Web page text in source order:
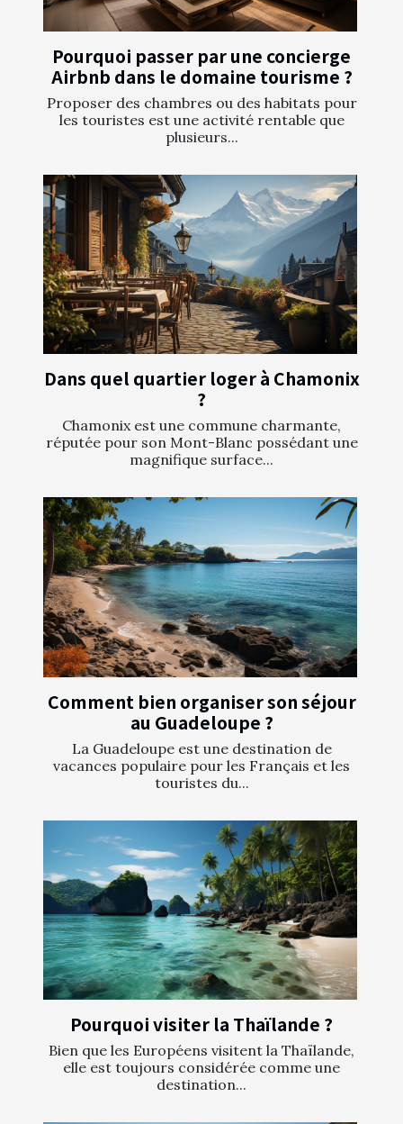
Pourquoi passer par une concierge
Airbnb dans le domaine tourisme ?
Proposer des chambres ou des habitats pour
les touristes est une activité rentable que
plusieurs...
Dans quel quartier loger à Chamonix
?
Chamonix est une commune charmante,
réputée pour son Mont-Blanc possédant une
magnifique surface...
Comment bien organiser son séjour
au Guadeloupe ?
La Guadeloupe est une destination de
vacances populaire pour les Français et les
touristes du...
Pourquoi visiter la Thaïlande ?
Bien que les Européens visitent la Thaïlande,
elle est toujours considérée comme une
destination...